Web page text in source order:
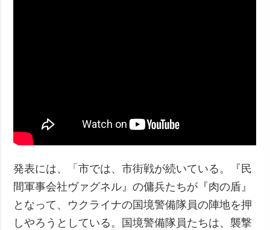
発表には、「市では、市街戦が続いている。『民
間軍事会社ヴァグネル』の傭兵たちが『肉の盾』
となって、ウクライナの国境警備隊員の陣地を押
しやろうとしている。国境警備隊員たちは、襲撃